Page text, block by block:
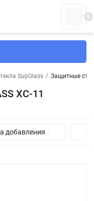
0
SupGlass / Защитные
XC-11
добавления